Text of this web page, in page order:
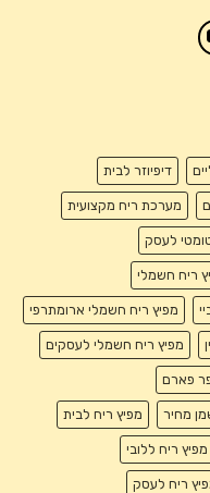
דיפיוזר לבית
מערכת ריח מקצועית
לעסק
ריח חשמלי
מפיץ ריח חשמלי ארומתרפי
מפיץ ריח חשמלי לעסקים
פארם
מחיר מפיץ ריח לבית
מפיץ ריח ללובי
ריח לעסק